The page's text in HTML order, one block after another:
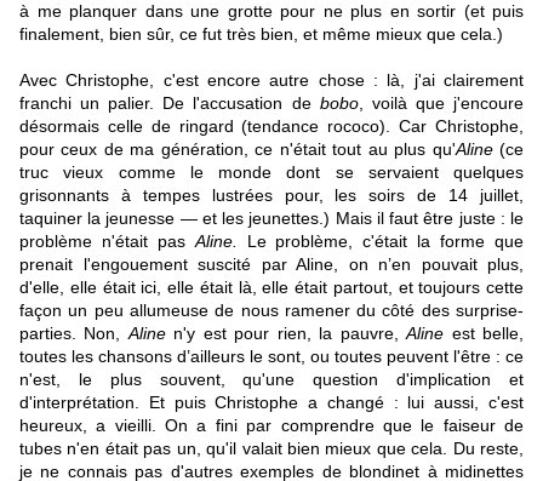
à me planquer dans une grotte pour ne plus en sortir (et puis
finalement, bien sûr, ce fut très bien, et même mieux que cela.)
Avec Christophe, c'est encore autre chose : là, j'ai clairement
franchi un palier. De l'accusation de bobo, voilà que j'encoure
désormais celle de ringard (tendance rococo). Car Christophe,
pour ceux de ma génération, ce n'était tout au plus qu'Aline(ce
truc vieux comme le monde dont se servaient quelques
grisonnants à tempes lustrées pour, les soirs de 14 juillet,
taquiner la jeunesse — et les jeunettes.) Mais il faut être juste : le
problème n'était pas Aline.
Le problème, c'était la forme que
prenait l'engouement suscité par Aline, on n’en pouvait plus,
d'elle, elle était ici, elle était là, elle était partout, et toujours cette
façon un peu allumeuse de nous ramener du côté des surprise-
parties. Non, Alinen'y est pour rien, la pauvre,Aline est belle,
toutes les chansons d’ailleurs le sont, ou toutes peuvent l'être : ce
n'est, le plus souvent, qu'une question d'implication et
d'interprétation. Et puis Christophe a changé : lui aussi, c'est
heureux, a vieilli. On a fini par comprendre que le faiseur de
tubes n'en était pas un, qu'il valait bien mieux que cela. Du reste,
je ne connais pas d'autres exemples de blondinet à midinettes